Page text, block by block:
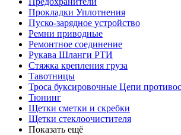
Прокладки Уплотнения
Пуско-зарядное устройство
Ремни приводные
Ремонтное соединение
Рукава Шланги РТИ
Стяжка крепления груза
Тавотницы
Троса буксировочные Цепи
Тюнинг
Щетки сметки и скребки
Щетки стеклоочистителя
Показать ещё